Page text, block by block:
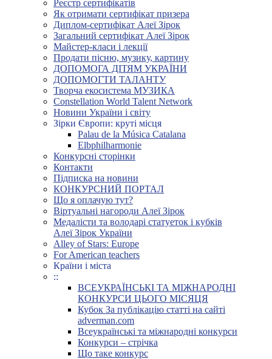
Реєстр сертифікатів
Як отримати сертифікат призера
Диплом-сертифікат Алеї Зірок
Загальний сертифікат Алеї Зірок
Майстер-класи і лекції
Продати пісню, музику, картину
ДОПОМОГА ДІТЯМ УКРАЇНИ
ДОПОМОГТИ ТАЛАНТУ
Творча екосистема МУЗИКА
Constellation World Talent Network
Новини України і світу
Зірки Європи: круті місця
Palau de la Música Catalana
Elbphilharmonie
Конкурсні сторінки
Контакти
Підписка на новини
КОНКУРСНИЙ ПОРТАЛ
Що я оплачую тут?
Віртуальні нагороди Алеї Зірок
Медалісти та володарі статуеток і кубків
Алеї Зірок України
Alley of Stars: Europe
For American teachers
Країни і міста
::
ВСЕУКРАЇНСЬКІ ТА МІЖНАРОДНІ
КОНКУРСИ ЦЬОГО МІСЯЦЯ
Кубок За публікацію статті на сайті
adverman.com
Всеукраїнські та міжнародні конкурси
Конкурси – стрічка
Що таке конкурс